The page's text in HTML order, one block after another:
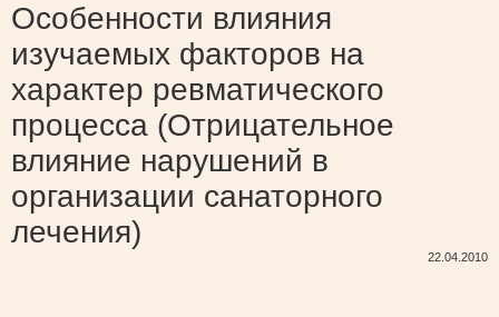
Особенности влияния
изучаемых факторов на
характер ревматического
процесса (Отрицательное
влияние нарушений в
организации санаторного
лечения)
22.04.2010